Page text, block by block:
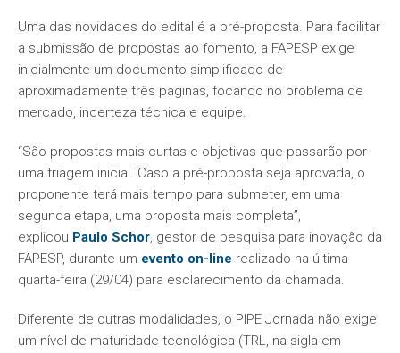
Uma das novidades do edital é a pré-proposta. Para facilitar
a submissão de propostas ao fomento, a FAPESP exige
inicialmente um documento simplificado de
aproximadamente três páginas, focando no problema de
mercado, incerteza técnica e equipe.
“São propostas mais curtas e objetivas que passarão por
uma triagem inicial. Caso a pré-proposta seja aprovada, o
proponente terá mais tempo para submeter, em uma
segunda etapa, uma proposta mais completa”,
explicou Paulo Schor, gestor de pesquisa para inovação da
FAPESP, durante um evento on-line realizado na última
quarta-feira (29/04) para esclarecimento da chamada.
Diferente de outras modalidades, o PIPE Jornada não exige
um nível de maturidade tecnológica (TRL, na sigla em